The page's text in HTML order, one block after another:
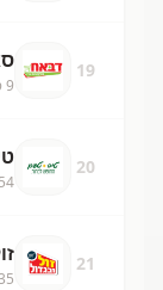
19
9
20
54
21